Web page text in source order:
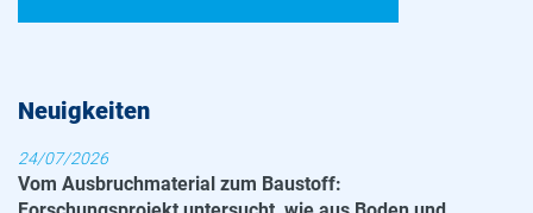
Neuigkeiten
24/07/2026
Vom Ausbruchmaterial zum Baustoff: